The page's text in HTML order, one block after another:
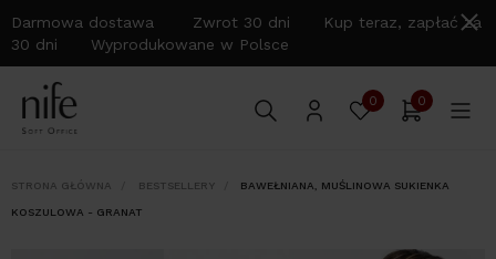
Darmowa dostawa Zwrot 30 dni Kup teraz, zapłać za
30 dni Wyprodukowane w Polsce
0 0
STRONA GŁÓWNA BESTSELLERY BAWEŁNIANA, MUŚLINOWA SUKIENKA
KOSZULOWA - GRANAT